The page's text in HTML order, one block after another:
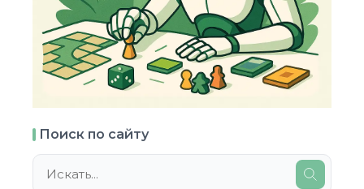
Поиск по сайту